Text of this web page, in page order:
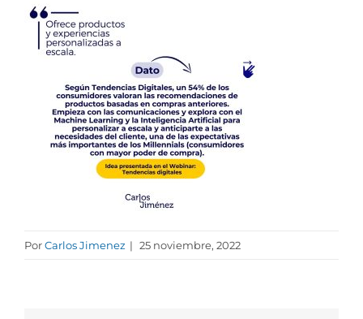
PorCarlos Jimenez | 25 noviembre, 2022